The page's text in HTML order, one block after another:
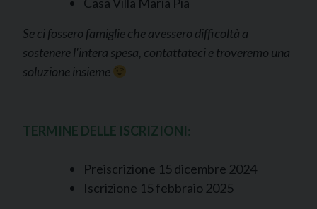
Se ci fossero famiglie che avessero difficoltà a
sostenere l'intera spesa, contattateci e troveremo una
soluzione insieme
TERMINE DELLE ISCRIZIONI:
Preiscrizione 15 dicembre 2024
Iscrizione 15 febbraio 2025